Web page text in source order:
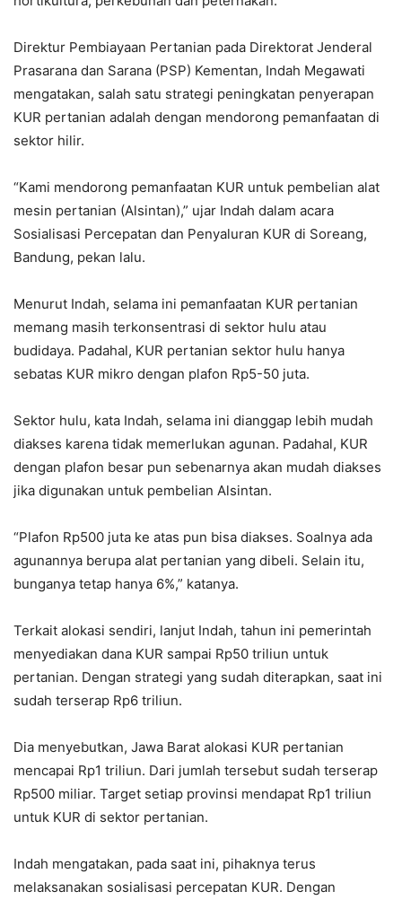
Direktur Pembiayaan Pertanian pada Direktorat Jenderal
Prasarana dan Sarana (PSP) Kementan, Indah Megawati
mengatakan, salah satu strategi peningkatan penyerapan
KUR pertanian adalah dengan mendorong pemanfaatan di
sektor hilir.
“Kami mendorong pemanfaatan KUR untuk pembelian alat
mesin pertanian (Alsintan),” ujar Indah dalam acara
Sosialisasi Percepatan dan Penyaluran KUR di Soreang,
Bandung, pekan lalu.
Menurut Indah, selama ini pemanfaatan KUR pertanian
memang masih terkonsentrasi di sektor hulu atau
budidaya. Padahal, KUR pertanian sektor hulu hanya
sebatas KUR mikro dengan plafon Rp5-50 juta.
Sektor hulu, kata Indah, selama ini dianggap lebih mudah
diakses karena tidak memerlukan agunan. Padahal, KUR
dengan plafon besar pun sebenarnya akan mudah diakses
jika digunakan untuk pembelian Alsintan.
“Plafon Rp500 juta ke atas pun bisa diakses. Soalnya ada
agunannya berupa alat pertanian yang dibeli. Selain itu,
bunganya tetap hanya 6%,” katanya.
Terkait alokasi sendiri, lanjut Indah, tahun ini pemerintah
menyediakan dana KUR sampai Rp50 triliun untuk
pertanian. Dengan strategi yang sudah diterapkan, saat ini
sudah terserap Rp6 triliun.
Dia menyebutkan, Jawa Barat alokasi KUR pertanian
mencapai Rp1 triliun. Dari jumlah tersebut sudah terserap
Rp500 miliar. Target setiap provinsi mendapat Rp1 triliun
untuk KUR di sektor pertanian.
Indah mengatakan, pada saat ini, pihaknya terus
melaksanakan sosialisasi percepatan KUR. Dengan